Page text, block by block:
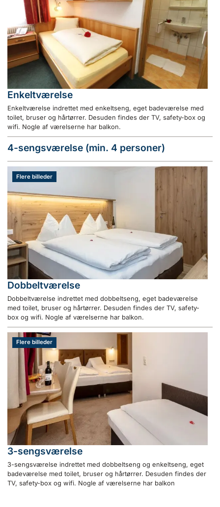
Enkeltværelse
Enkeltværelse indrettet med enkeltseng, eget badeværelse med
toilet, bruser og hårtørrer. Desuden findes der TV, safety-box og
wifi. Nogle af værelserne har balkon.
4-sengsværelse (min. 4 personer)
Flere billeder
Dobbeltværelse
Dobbeltværelse indrettet med dobbeltseng, eget badeværelse
med toilet, bruser og hårtørrer. Desuden findes der TV, safety-
box og wifi. Nogle af værelserne har balkon.
Flere billeder
3-sengsværelse
3-sengsværelse indrettet med dobbeltseng og enkeltseng, eget
badeværelse med toilet, bruser og hårtørrer. Desuden findes der
TV, safety-box og wifi. Nogle af værelserne har balkon